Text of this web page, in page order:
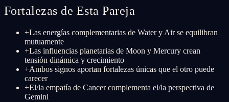
Fortalezas de Esta Pareja
+Las energías complementarias de Water y Air se equilibran
mutuamente
+Las influencias planetarias de Moon y Mercury crean
tensión dinámica y crecimiento
+Ambos signos aportan fortalezas únicas que el otro puede
carecer
+El/la empatía de Cancer complementa el/la perspectiva de
Gemini